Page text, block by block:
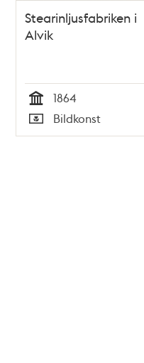
Stearinljusfabriken i
Alvik
Tid
1864
Typ
Bildkonst